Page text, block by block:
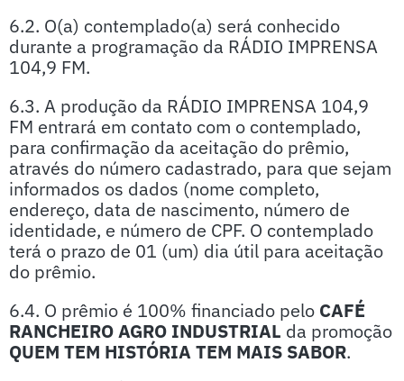
6.2. O(a) contemplado(a) será conhecido
durante a programação da RÁDIO IMPRENSA
104,9 FM.
6.3. A produção da RÁDIO IMPRENSA 104,9
FM entrará em contato com o contemplado,
para confirmação da aceitação do prêmio,
através do número cadastrado, para que sejam
informados os dados (nome completo,
endereço, data de nascimento, número de
identidade, e número de CPF. O contemplado
terá o prazo de 01 (um) dia útil para aceitação
do prêmio.
6.4. O prêmio é 100% financiado pelo CAFÉ
RANCHEIRO AGRO INDUSTRIAL da promoção
QUEM TEM HISTÓRIA TEM MAIS SABOR.